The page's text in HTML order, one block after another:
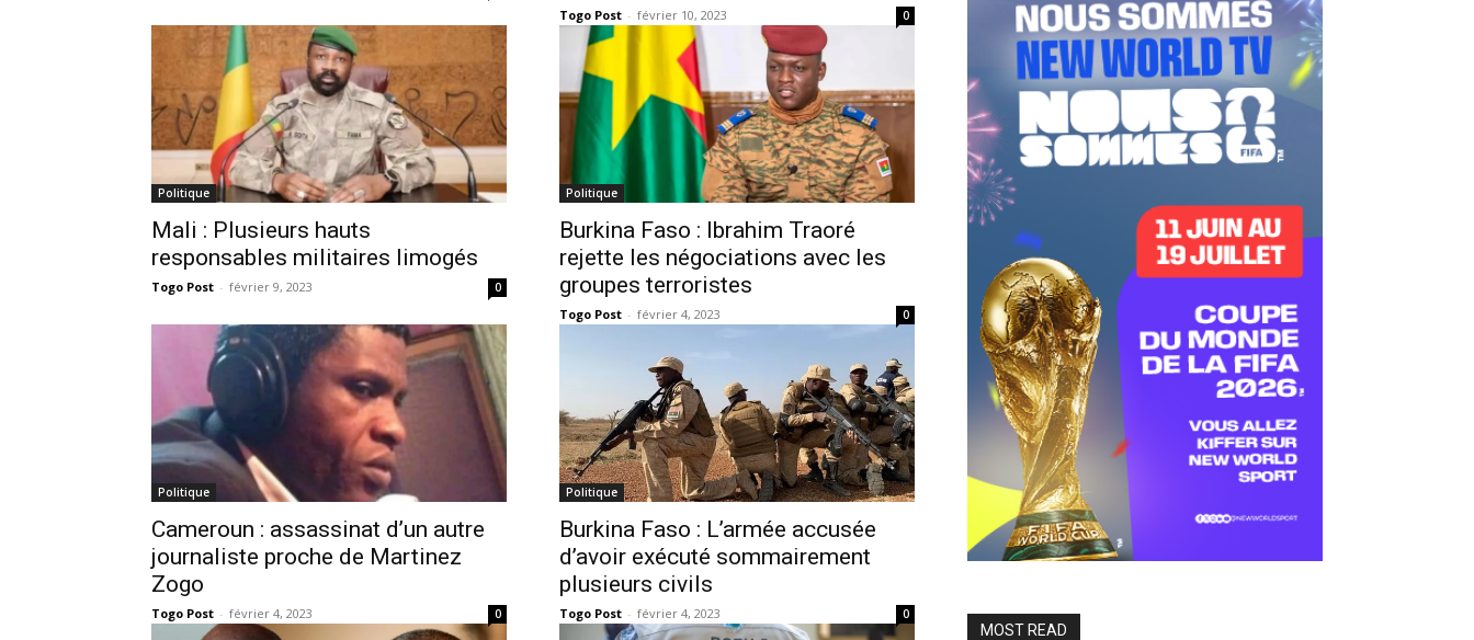
Togo Post - février 10, 2023 0
Politique
Mali : Plusieurs hauts
responsables militaires limogés
Togo Post - février 9, 2023 0
Politique
Burkina Faso : Ibrahim Traoré
rejette les négociations avec les
groupes terroristes
Togo Post - février 4, 2023 0
Politique
Cameroun : assassinat d’un autre
journaliste proche de Martinez
Zogo
Togo Post - février 4, 2023 0
Politique
Burkina Faso : L’armée accusée
d’avoir exécuté sommairement
plusieurs civils
Togo Post - février 4, 2023 0
MOST READ